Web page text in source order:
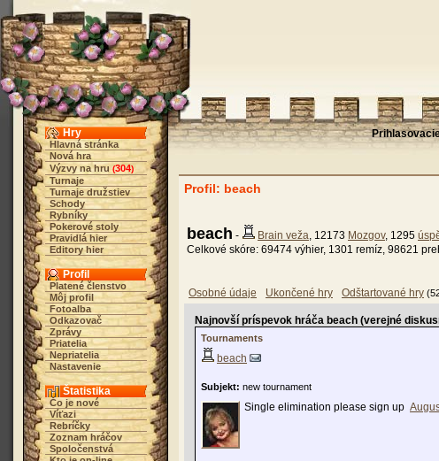
Hry
Hlavná stránka
Nová hra
Výzvy na hru (304)
Turnaje
Turnaje družstiev
Schody
Rybníky
Pokerové stoly
Pravidlá hier
Editory hier
Profil
Platené členstvo
Môj profil
Fotoalba
Odkazovač
Zprávy
Priatelia
Nepriatelia
Nastavenie
Štatistika
Čo je nové
Víťazi
Rebríčky
Zoznam hráčov
Spoločenstvá
Profil: beach
beach - Brain veža, 12173 Mozgov, 1295
Celkové skóre: 69474 výhier, 1301 remíz, 98621
Osobné údaje Ukončené hry Odštartované hry
Najnovší príspevok hráča beach (verejné
Tournaments
beach
Subjekt: new tournament
Single elimination please sign up